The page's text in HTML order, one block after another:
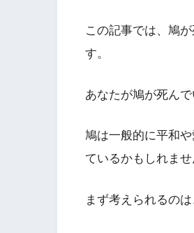
この記事では、鳩
す。
あなたが鳩が死ん
鳩は一般的に平和
ているかもしれませ
まず考えられるの